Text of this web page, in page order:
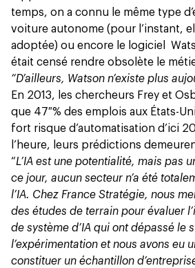
temps, on a connu le même type
voiture autonome (pour l’instant,
adoptée) ou encore le logiciel
était censé rendre obsolète le
“D’ailleurs, Watson n’existe plus
En 2013, les chercheurs Frey et
que 47 % des emplois aux États-
fort risque d’automatisation d’ici
l’heure, leurs prédictions
“L’IA est une potentialité, mais pas
ce jour, aucun secteur n’a été
l’IA. Chez France Stratégie, nous
des études de terrain pour évaluer
de système d’IA qui ont dépassé le
l’expérimentation et nous avons eu
constituer un échantillon